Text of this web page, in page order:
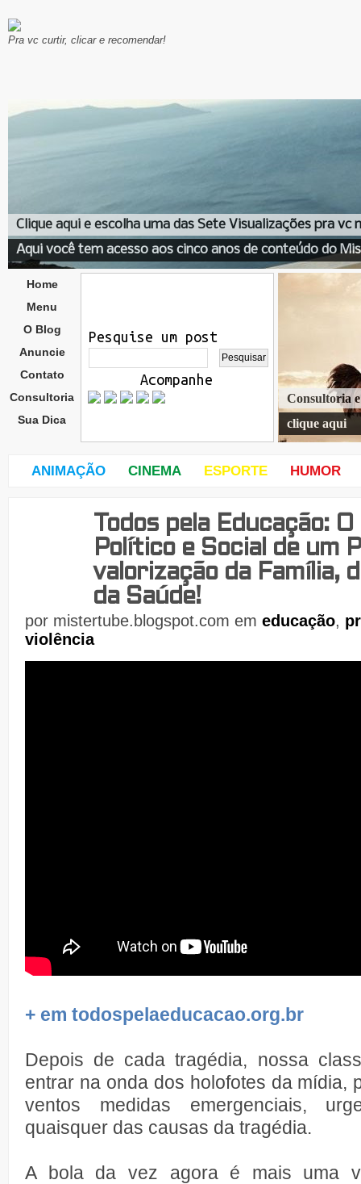
Pra vc curtir, clicar e recomendar!
Clique aqui e escolha uma das Sete Visualizações pra vc
Aqui você tem acesso aos cinco anos de conteúdo do
Home
Menu
O Blog
Anuncie
Contato
Consultoria
Sua Dica
Pesquise um post
Acompanhe
Consultoria
clique aqui
ANIMAÇÃO CINEMA ESPORTE HUMOR
Todos pela Educação:
Político e Social de um
valorização da Família,
da Saúde!
por mistertube.blogspot.com em educação,
violência
+ em todospelaeducacao.org.br
Depois de cada tragédia, nossa
entrar na onda dos holofotes da mídia,
ventos medidas emergenciais,
quaisquer das causas da tragédia.
A bola da vez agora é mais uma